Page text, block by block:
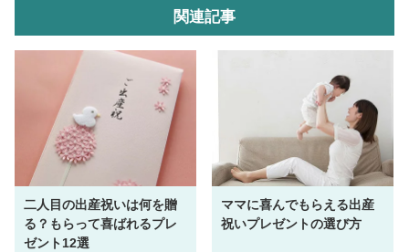
関連記事
二人目の出産祝いは何を贈
る？もらって喜ばれるプレ
ゼント12選
ママに喜んでもらえる出産
祝いプレゼントの選び方